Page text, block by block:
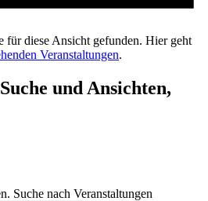
für diese Ansicht gefunden. Hier geht
Veranstaltungen.
und Ansichten,
Suche nach Veranstaltungen